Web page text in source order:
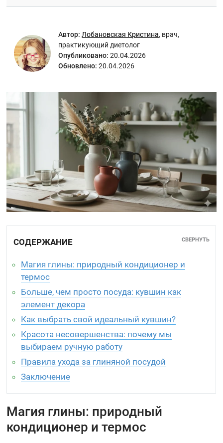
Автор: Лобановская Кристина, врач,
практикующий диетолог
Опубликовано: 20.04.2026
Обновлено: 20.04.2026
СОДЕРЖАНИЕ СВЕРНУТЬ
Магия глины: природный кондиционер и
термос
Больше, чем просто посуда: кувшин как
элемент декора
Как выбрать свой идеальный кувшин?
Красота несовершенства: почему мы
выбираем ручную работу
Правила ухода за глиняной посудой
Заключение
Магия глины: природный
кондиционер и термос